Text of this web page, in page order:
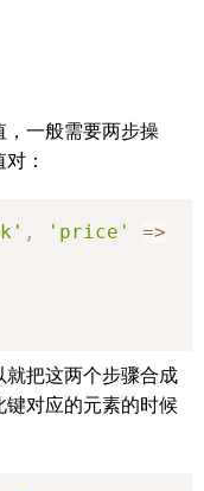
，一般需要两步操
：
, 'price'
=>
把这两个步骤合成
对应的元素的时候